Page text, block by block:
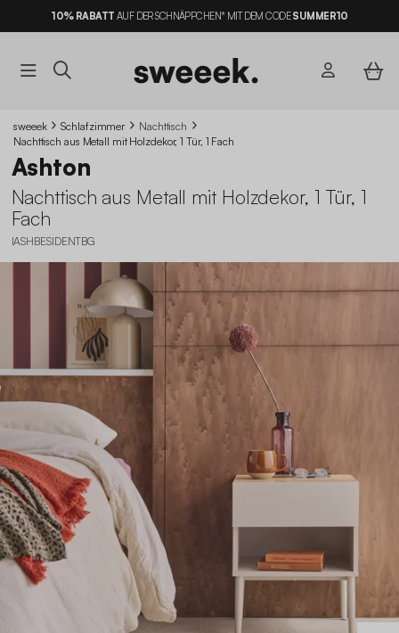
10% RABATT AUF DER SCHNÄPPCHEN* MIT DEM CODESUMMER10
sweeek Schlafzimmer
Nachttisch
Nachttisch aus Metall mit Holzdekor, 1 Tür, 1 Fach
Ashton
Nachttisch aus Metall mit Holzdekor, 1 Tür, 1
Fach
IASHBESIDENTBG